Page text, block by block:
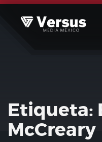
Skip
Etiqueta:
McCreary